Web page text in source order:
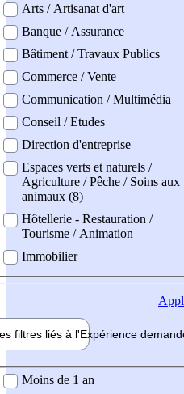
Arts / Artisanat d'art
Banque / Assurance
Bâtiment / Travaux Publics
Commerce / Vente
Communication / Multimédia
Conseil / Etudes
Direction d'entreprise
Espaces verts et naturels /
Agriculture / Pêche / Soins aux
animaux (8)
Hôtellerie - Restauration /
Tourisme / Animation
Immobilier
filtres liés à l'Expérience
demandée
Moins de 1 an